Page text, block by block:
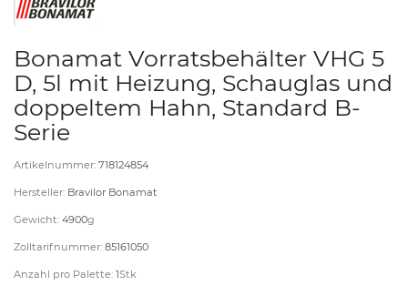
Bonamat Vorratsbehälter VHG 5
D, 5l mit Heizung, Schauglas und
doppeltem Hahn, Standard B-
Serie
Artikelnummer: 718124854
Hersteller: Bravilor Bonamat
Gewicht: 4900g
Zolltarifnummer: 85161050
Anzahl pro Palette: 1Stk